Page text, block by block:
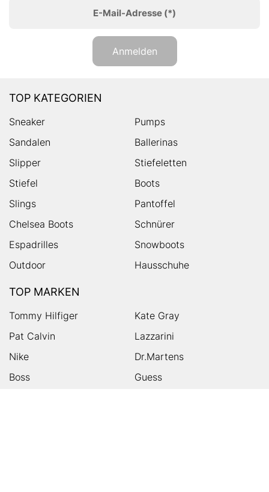
E-Mail-Adresse (*)
Anmelden
TOP KATEGORIEN
Sneaker
Pumps
Sandalen
Ballerinas
Slipper
Stiefeletten
Stiefel
Boots
Slings
Pantoffel
Chelsea Boots
Schnürer
Espadrilles
Snowboots
Outdoor
Hausschuhe
TOP MARKEN
Tommy Hilfiger
Kate Gray
Pat Calvin
Lazzarini
Nike
Dr.Martens
Boss
Guess